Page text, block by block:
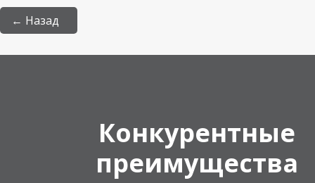
← Назад
Конкурентные
преимущества